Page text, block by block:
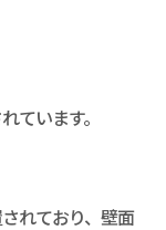
ています。
れており、壁面